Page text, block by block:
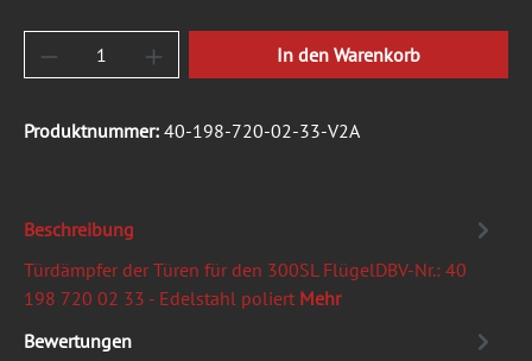
Produkt Anzahl: Gib den gewünschten
In den Warenkorb
Produktnummer: 40-198-720-02-33-V2A
Beschreibung
Türdämpfer der Türen für den 300SL FlügelDBV-Nr.: 40
198 720 02 33 - Edelstahl poliert Mehr
Bewertungen